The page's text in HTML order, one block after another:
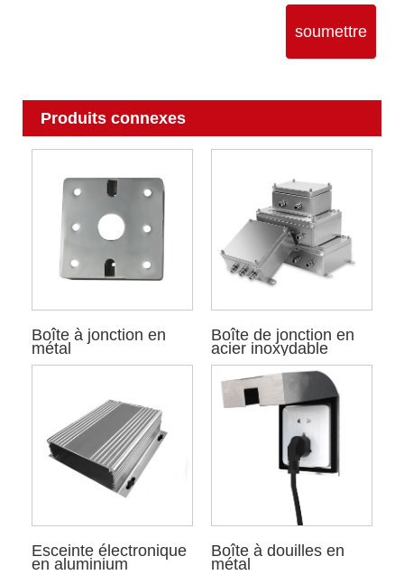
soumettre
Produits connexes
Boîte à jonction en
métal
Boîte de jonction en
acier inoxydable
Esceinte électronique
en aluminium
Boîte à douilles en
métal